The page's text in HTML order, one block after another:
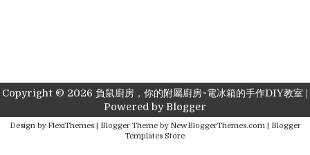
Copyright © 2026 負鼠廚房，你的附屬廚房~電冰箱的手作DIY教室
Powered byBlogger
Design by FlexiThemes| Blogger Theme by NewBloggerThemes.com| Blogger
Templates Store